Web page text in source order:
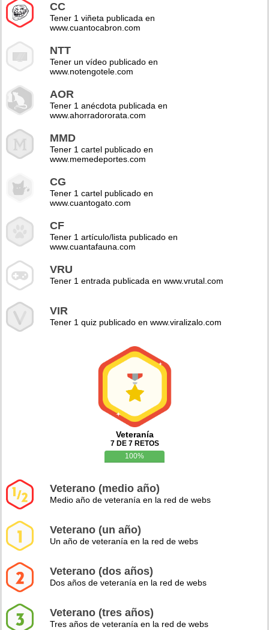
CC
Tener 1 viñeta publicada en
www.cuantocabron.com
NTT
Tener un vídeo publicado en
www.notengotele.com
AOR
Tener 1 anécdota publicada en
www.ahorradororata.com
MMD
Tener 1 cartel publicado en
www.memedeportes.com
CG
Tener 1 cartel publicado en
www.cuantogato.com
CF
Tener 1 artículo/lista publicado en
www.cuantafauna.com
VRU
Tener 1 entrada publicada en www.vrutal.com
VIR
Tener 1 quiz publicado en www.viralizalo.com
Veteranía
7 DE 7 RETOS
100%
Veterano (medio año)
Medio año de veteranía en la red de webs
Veterano (un año)
Un año de veteranía en la red de webs
Veterano (dos años)
Dos años de veteranía en la red de webs
Veterano (tres años)
Tres años de veteranía en la red de webs